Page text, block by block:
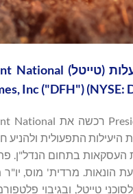
בתחום הנדל"ן.